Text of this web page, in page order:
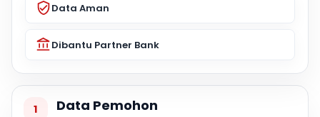
Data Aman
Dibantu Partner Bank
1 Data Pemohon